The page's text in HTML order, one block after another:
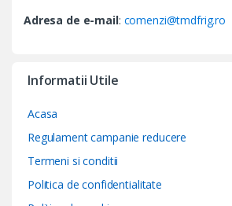
Adresa de e-mail: comenzi@tmdfrig.ro
Informatii Utile
Acasa
Regulament campanie reducere
Termeni si conditii
Politica de confidentialitate